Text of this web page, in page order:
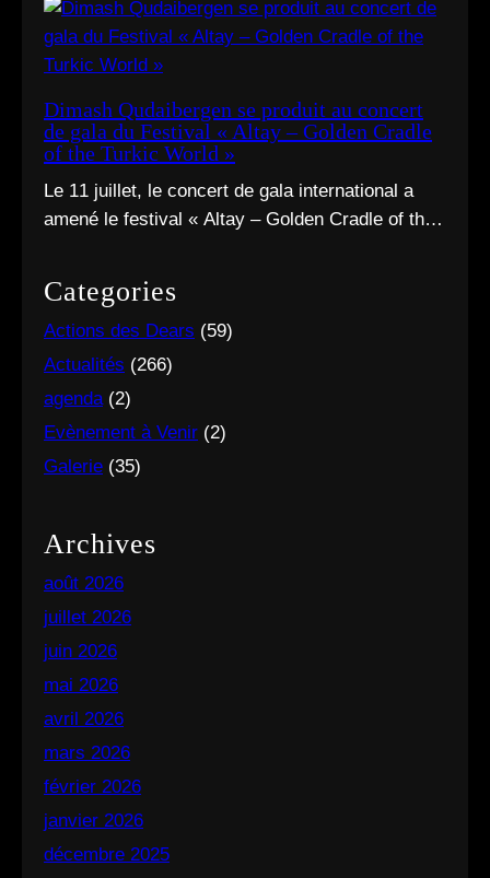
folklorique kazakhe Aqerke sur sa chaîne
YouTube officielle.
Dimash Qudaibergen se produit au concert
de gala du Festival « Altay – Golden Cradle
of the Turkic World »
Le 11 juillet, le concert de gala international a
amené le festival « Altay – Golden Cradle of the
pied des montagnes d’Altay au Kazakhstan.
Categories
Actions des Dears (59)
Actualités (266)
agenda(2)
Evènement à Venir (2)
Galerie (35)
Archives
août 2026
juillet 2026
juin 2026
mai 2026
avril 2026
mars 2026
février 2026
janvier 2026
décembre 2025